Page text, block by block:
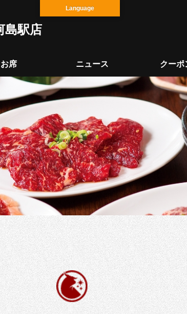
島駅店
お席 ニュース クーポ
Language